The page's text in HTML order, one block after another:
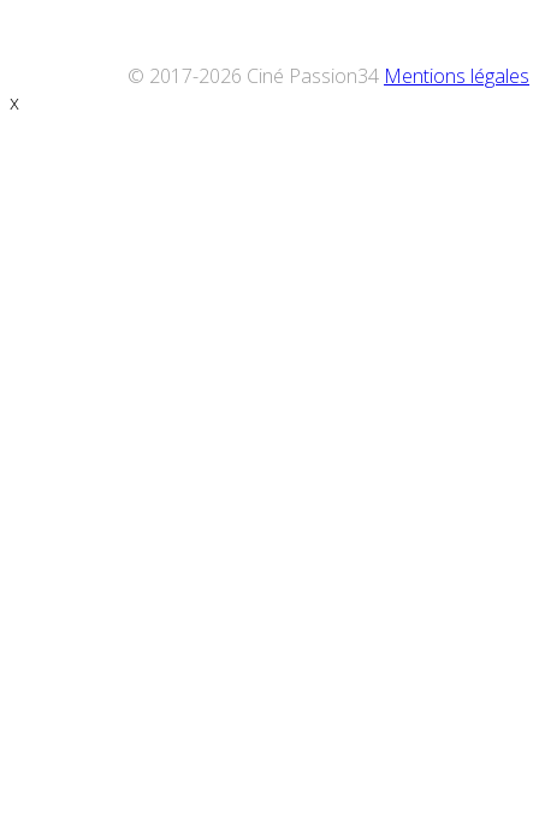
© 2017-2026 Ciné Passion34 Mentions légales
x